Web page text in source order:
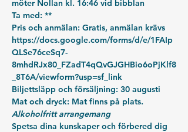
möter Nollan kl. 16:46 vid bibblan
Ta med: **
Pris och anmälan: Gratis, anmälan krävs
https://docs.google.com/forms/d/e/1FAIp
QLSe76ceSq7-
8mhdRJx80_FZadT4qQvGJGHBio6oPjKlf8
_8T6A/viewform?usp=sf_link
Biljettsläpp och försäljning: 30 augusti
Mat och dryck: Mat finns på plats.
Alkoholfritt arrangemang
Spetsa dina kunskaper och förbered dig